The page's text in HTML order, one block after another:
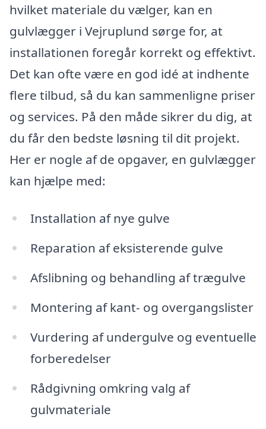
hvilket materiale du vælger, kan en
gulvlægger i Vejruplund sørge for, at
installationen foregår korrekt og effektivt.
Det kan ofte være en god idé at indhente
flere tilbud, så du kan sammenligne priser
og services. På den måde sikrer du dig, at
du får den bedste løsning til dit projekt.
Her er nogle af de opgaver, en gulvlægger
kan hjælpe med:
Installation af nye gulve
Reparation af eksisterende gulve
Afslibning og behandling af trægulve
Montering af kant- og overgangslister
Vurdering af undergulve og eventuelle
forberedelser
Rådgivning omkring valg af
gulvmateriale